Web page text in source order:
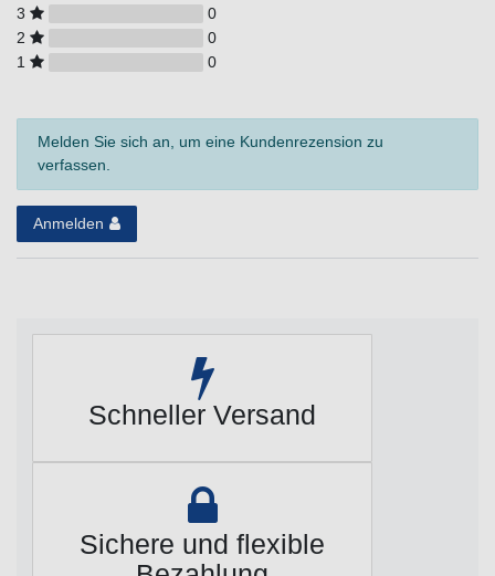
3
0
2
0
1
0
Melden Sie sich an, um eine Kundenrezension zu
verfassen.
Anmelden
Schneller Versand
Sichere und flexible